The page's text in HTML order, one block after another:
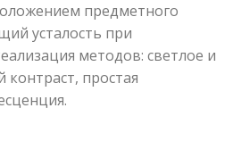
предметного
усталость при
методов: светлое и
простая